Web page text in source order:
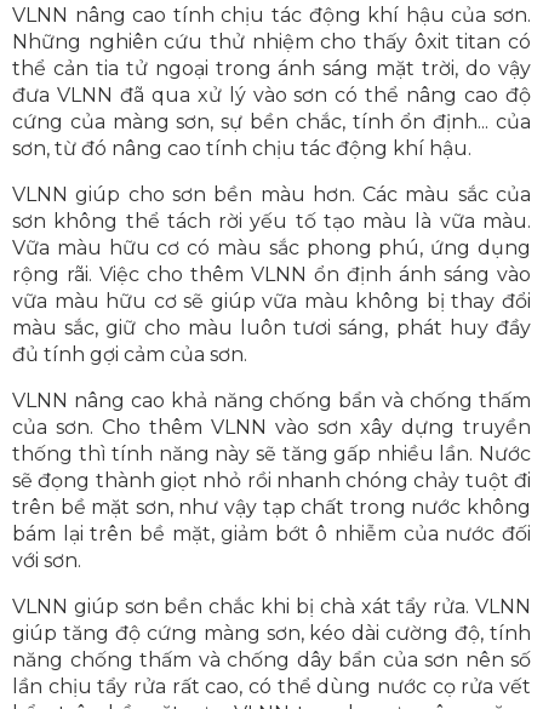
VLNN nâng cao tính chịu tác động khí hậu của sơn.
Những nghiên cứu thử nhiệm cho thấy ôxit titan có
thể cản tia tử ngoại trong ánh sáng mặt trời, do vậy
đưa VLNN đã qua xử lý vào sơn có thể nâng cao độ
cứng của màng sơn, sự bền chắc, tính ổn định... của
sơn, từ đó nâng cao tính chịu tác động khí hậu.
VLNN giúp cho sơn bền màu hơn. Các màu sắc của
sơn không thể tách rời yếu tố tạo màu là vữa màu.
Vữa màu hữu cơ có màu sắc phong phú, ứng dụng
rộng rãi. Việc cho thêm VLNN ổn định ánh sáng vào
vữa màu hữu cơ sẽ giúp vữa màu không bị thay đổi
màu sắc, giữ cho màu luôn tươi sáng, phát huy đầy
đủ tính gợi cảm của sơn.
VLNN nâng cao khả năng chống bẩn và chống thấm
của sơn. Cho thêm VLNN vào sơn xây dựng truyền
thống thì tính năng này sẽ tăng gấp nhiều lần. Nước
sẽ đọng thành giọt nhỏ rồi nhanh chóng chảy tuột đi
trên bề mặt sơn, như vậy tạp chất trong nước không
bám lại trên bề mặt, giảm bớt ô nhiễm của nước đối
với sơn.
VLNN giúp sơn bền chắc khi bị chà xát tẩy rửa. VLNN
giúp tăng độ cứng màng sơn, kéo dài cường độ, tính
năng chống thấm và chống dây bẩn của sơn nên số
lần chịu tẩy rửa rất cao, có thể dùng nước cọ rửa vết